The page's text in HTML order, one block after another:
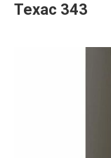
Техас 343